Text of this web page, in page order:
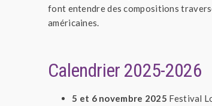
font entendre des compositions
américaines.
Calendrier 2025-2026
5 et 6 novembre 2025 Festival